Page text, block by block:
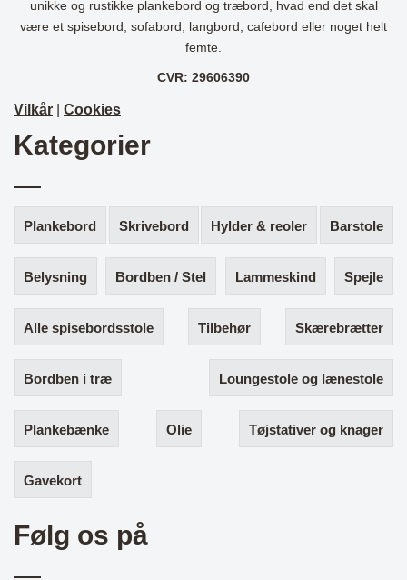
unikke og rustikke plankebord og træbord, hvad end det skal
være et spisebord, sofabord, langbord, cafebord eller noget helt
femte.
CVR: 29606390
Vilkår Cookies
Kategorier
Plankebord Skrivebord Hylder & reoler Barstole
Belysning Bordben / Stel Lammeskind Spejle
Alle spisebordsstole Tilbehør Skærebrætter
Bordben i træ Loungestole og lænestole
Plankebænke Olie Tøjstativer og knager
Gavekort
Følg os på